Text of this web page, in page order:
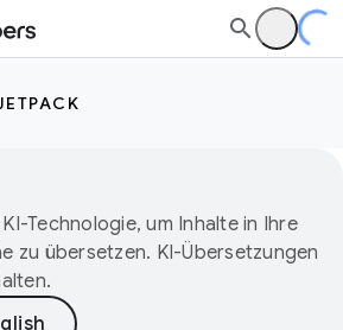
Technologie, um Inhalte in Ihre
zu übersetzen. KI-Übersetzungen